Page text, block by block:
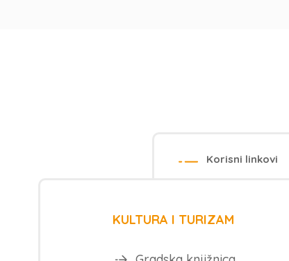
Korisni linkovi
KULTURA I TURIZAM